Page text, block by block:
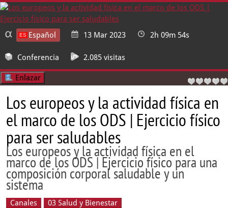
Español 13 Mar 2023 2h 09m 54s
Conferencia 2.085 visitas
Enlazar
Los europeos y la actividad física en
el marco de los ODS | Ejercicio físico
para ser saludables
Los europeos y la actividad física en el
marco de los ODS | Ejercicio físico para una
composición corporal saludable y un
sistema
Canales 03 Salud y Bienestar